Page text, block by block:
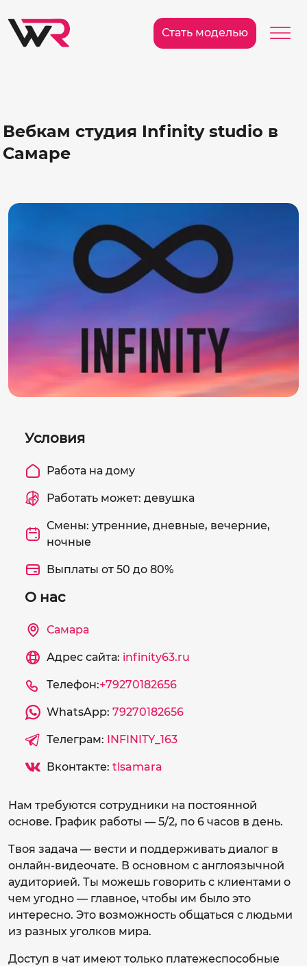
Стать моделью
Вебкам студия Infinity studio в
Самаре
Условия
Работа на дому
Работать может: девушка
Смены: утренние, дневные, вечерние,
ночные
Выплаты от 50 до 80%
О нас
Самара
Адрес сайта: infinity63.ru
Телефон:+79270182656
WhatsApp: 79270182656
Телеграм: INFINITY_163
Вконтакте: tlsamara
Нам требуются сотрудники на постоянной
основе. График работы — 5/2, по 6 часов в день.
Твоя задача — вести и поддерживать диалог в
онлайн-видеочате. В основном с англоязычной
аудиторией. Ты можешь говорить с клиентами о
чем угодно — главное, чтобы им было это
интересно. Это возможность общаться с людьми
из разных уголков мира.
Доступ в чат имеют только платежеспособные